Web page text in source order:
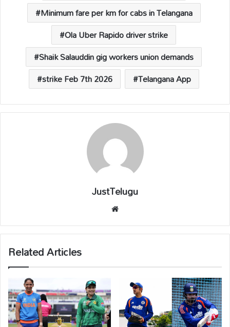
Minimum fare per km for cabs in Telangana
Ola Uber Rapido driver strike
Shaik Salauddin gig workers union demands
strike Feb 7th 2026
Telangana App
JustTelugu
bsi
te
Related Articles